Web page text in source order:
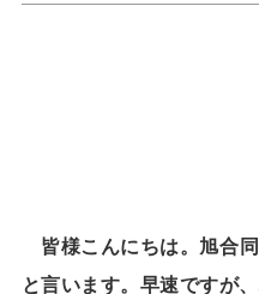
皆様こんにちは。旭合
と言います。早速ですが